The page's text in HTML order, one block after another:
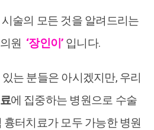
술의 모든 것을 알려드리는
원 ‘장인이’ 입니다.
는 분들은 아시겠지만, 우리
에 집중하는 병원으로 수술
터치료가 모두 가능한 병원